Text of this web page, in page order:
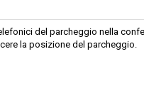
del parcheggio nella
la posizione del parcheggio.